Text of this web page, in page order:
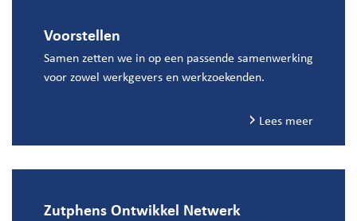
Voorstellen
Samen zetten we in op een passende samenwerking
voor zowel werkgevers en werkzoekenden.
Lees meer
Zutphens Ontwikkel Netwerk